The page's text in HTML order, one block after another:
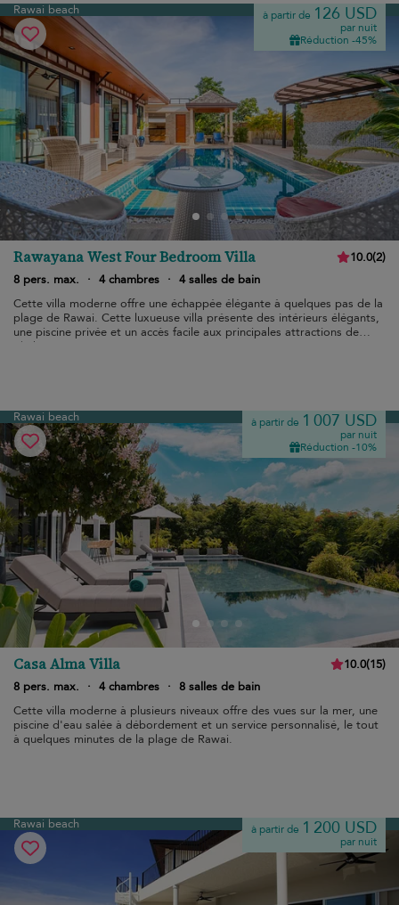
Rawai beach à partir de 126 USD
par nuit
Réduction -45%
Rawayana West Four Bedroom Villa 10.0(2)
8 pers. max.
· 4 chambres · 4 salles de bain
Cette villa moderne offre une échappée élégante à quelques pas de la
plage de Rawai. Cette luxueuse villa présente des intérieurs élégants,
une piscine privée et un accès facile aux principales attractions de
Phuket.
Rawai beach à partir de 1 007 USD
par nuit
Réduction -10%
Casa Alma Villa 10.0(15)
8 pers. max.
· 4 chambres · 8 salles de bain
Cette villa moderne à plusieurs niveaux offre des vues sur la mer, une
piscine d'eau salée à débordement et un service personnalisé, le tout
à quelques minutes de la plage de Rawai.
Rawai beach à partir de 1 200 USD
par nuit